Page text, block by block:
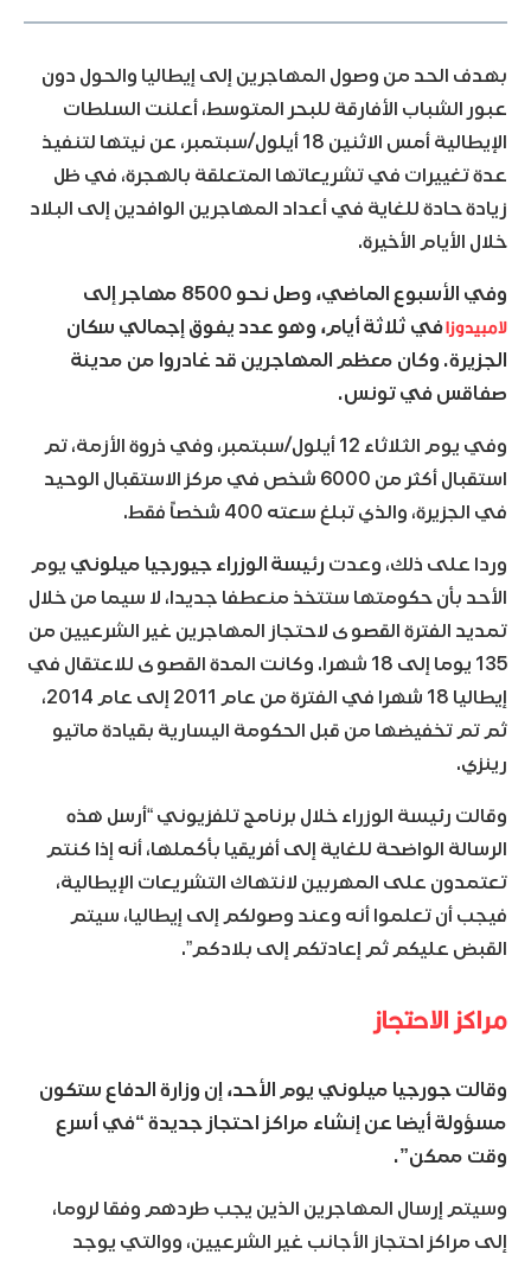
بهدف الحد من وصول المهاجرين إلى إيطاليا والحول دون
عبور الشباب الأفارقة للبحر المتوسط، أعلنت السلطات
الإيطالية أمس الاثنين 18 أيلول/سبتمبر، عن نيتها لتنفيذ
عدة تغييرات في تشريعاتها المتعلقة بالهجرة، في ظل
زيادة حادة للغاية في أعداد المهاجرين الوافدين إلى البلاد
خلال الأيام الأخيرة.
وفي الأسبوع الماضي، وصل نحو 8500 مهاجر إلى
لامبيدوزافي ثلاثة أيام، وهو عدد يفوق إجمالي سكان
الجزيرة. وكان معظم المهاجرين قد غادروا من مدينة
صفاقس في تونس.
وفي يوم الثلاثاء 12 أيلول/سبتمبر، وفي ذروة الأزمة، تم
استقبال أكثر من 6000 شخص في مركز الاستقبال الوحيد
في الجزيرة، والذي تبلغ سعته 400 شخصاً فقط.
وردا على ذلك، وعدت رئيسة الوزراء جيورجيا ميلوني يوم
الأحد بأن حكومتها ستتخذ منعطفا جديدا، لا سيما من خلال
تمديد الفترة القصوى لاحتجاز المهاجرين غير الشرعيين من
135 يوما إلى 18 شهرا. وكانت المدة القصوى للاعتقال في
إيطاليا 18 شهرا في الفترة من عام 2011 إلى عام 2014،
ثم تم تخفيضها من قبل الحكومة اليسارية بقيادة ماتيو
رينزي.
وقالت رئيسة الوزراء خلال برنامج تلفزيوني “أرسل هذه
الرسالة الواضحة للغاية إلى أفريقيا بأكملها، أنه إذا كنتم
تعتمدون على المهربين لانتهاك التشريعات الإيطالية،
فيجب أن تعلموا أنه وعند وصولكم إلى إيطاليا، سيتم
القبض عليكم ثم إعادتكم إلى بلادكم”.
مراكز الاحتجاز
وقالت جورجيا ميلوني يوم الأحد، إن وزارة الدفاع ستكون
مسؤولة أيضا عن إنشاء مراكز احتجاز جديدة “في أسرع
وقت ممكن”.
وسيتم إرسال المهاجرين الذين يجب طردهم وفقا لروما،
إلى مراكز احتجاز الأجانب غير الشرعيين، ووالتي يوجد